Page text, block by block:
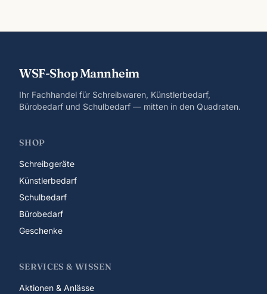
WSF-Shop Mannheim
Ihr Fachhandel für Schreibwaren, Künstlerbedarf,
Bürobedarf und Schulbedarf — mitten in den Quadraten.
SHOP
Schreibgeräte
Künstlerbedarf
Schulbedarf
Bürobedarf
Geschenke
SERVICES & WISSEN
Aktionen & Anlässe